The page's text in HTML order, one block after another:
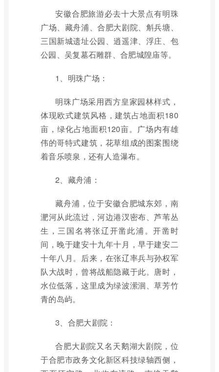
安徽合肥旅游必去十大景点有明珠
广场、藏舟浦、合肥大剧院、斛兵塘、
三国新城遗址公园、逍遥津、浮庄、包
公园、吴复墓石雕群、合肥城隍庙等。
1、明珠广场：
明珠广场采用西方皇家园林样式，
体现欧式建筑风格，建筑占地面积180
亩，绿化占地面积120亩。广场内有雄
伟的哥特式建筑，花草组成的图案围绕
着音乐喷泉，还有人造瀑布。
2、藏舟浦：
藏舟浦，位于安徽合肥城东郊，南
淝河从此流过，河边港汊密布、芦苇丛
生，三国名将张辽开凿此浦。开凿时
间，晚于建安十九年十月，早于建安二
十年八月。后来，在张辽率兵与孙权军
队大战时，曾将战船隐藏于此。唐时，
水位低落，这里成为绿波潆洄、草芳竹
青的岛屿。
3、合肥大剧院：
合肥大剧院又名天鹅湖大剧院，位
于合肥市政务文化新区科技绿轴西侧，